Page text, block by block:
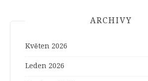
ARCHIVY
Květen 2026
Leden 2026